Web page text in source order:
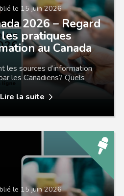
le 15 juin 2026
2026 – Regard
pratiques
au Canada
les sources d’information
les Canadiens? Quels
Lire la suite
le 15 juin 2026